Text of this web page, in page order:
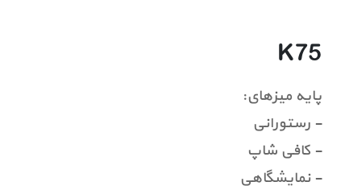
K75
پایه میزهای:
- رستورانی
- کافی شاپ
- نمایشگاهی